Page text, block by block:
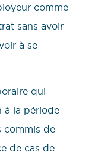
comme
sans avoir
à se
qui
à la période
commis de
de cas de